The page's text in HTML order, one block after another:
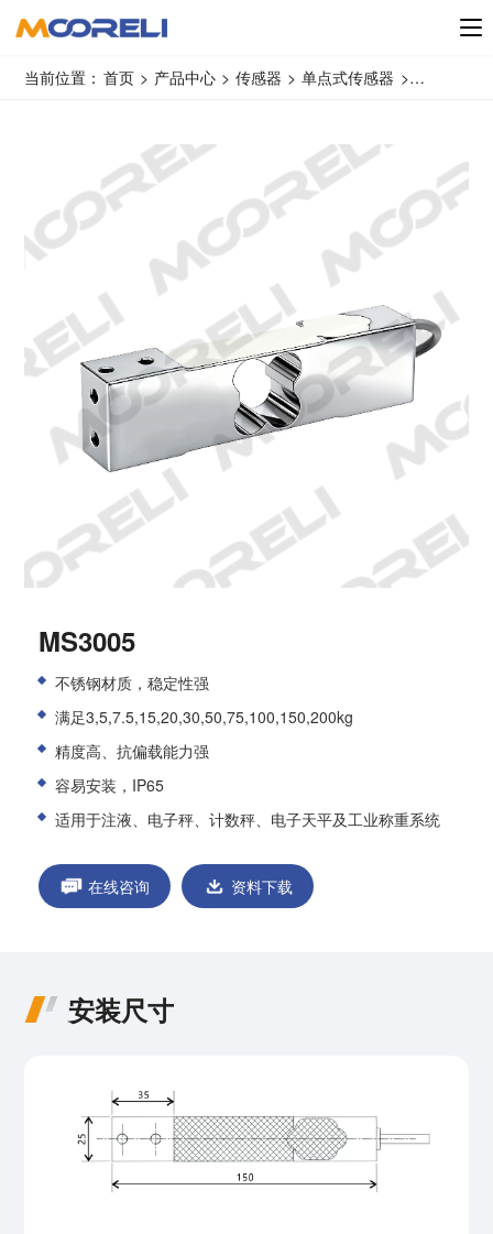
当前位置： 首页 > 产品中心 > 传感器 > 单点式传感器 >
MS3005
不锈钢材质，稳定性强
满足3,5,7.5,15,20,30,50,75,100,150,200kg
精度高、抗偏载能力强
容易安装，IP65
适用于注液、电子秤、计数秤、电子天平及工业称重系统
在线咨询 资料下载
安装尺寸